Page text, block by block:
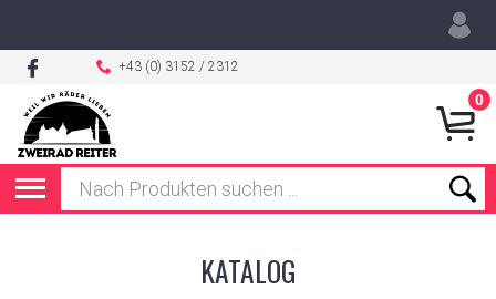
+43 (0) 3152 / 2312
0
KATALOG